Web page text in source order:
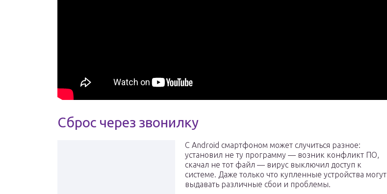
Сброс через звонилку
С Android смартфоном может случиться разное:
установил не ту программу — возник конфликт ПО,
скачал не тот файл — вирус выключил доступ к
системе. Даже только что купленные устройства могут
выдавать различные сбои и проблемы.